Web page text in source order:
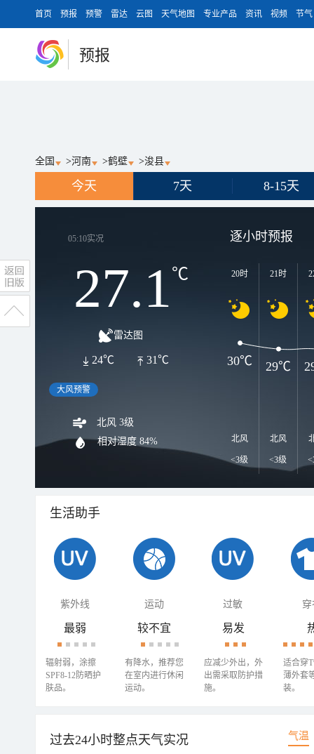
首页 预报 预警 雷达 云图 天气地图 专业产品 资讯 视频 节气
预报
全国 >河南 >鹤壁 >浚县
今天 7天 8-15天
05:10实况
27.1℃
雷达图
31℃
24℃
大风预警
北风 3级
相对湿度 84%
逐小时预报
20时
北风
<3级
21时
北风
<3级
30℃ 29℃
生活助手
紫外线 运动 过敏 穿
最弱
辐射弱，涂擦
SPF8-12防晒护
肤品。
较不宜
有降水，推荐您
在室内进行休闲
运动。
易发
应减少外出，外
出需采取防护措
施。
适合穿
薄外套
装。
过去24小时整点天气实况 气温